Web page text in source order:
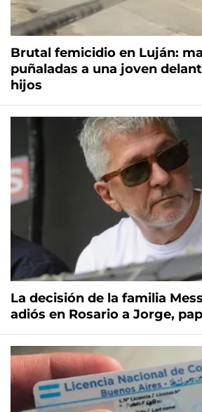
Brutal femicidio en Luján:
puñaladas a una joven
hijos
La decisión de la familia
adiós en Rosario a Jorge,